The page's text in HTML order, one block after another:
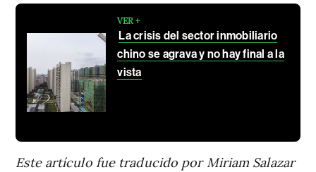
VER +
La crisis del sector inmobiliario
chino se agrava y no hay final a la
vista
Este artículo fue traducido por Miriam Salazar